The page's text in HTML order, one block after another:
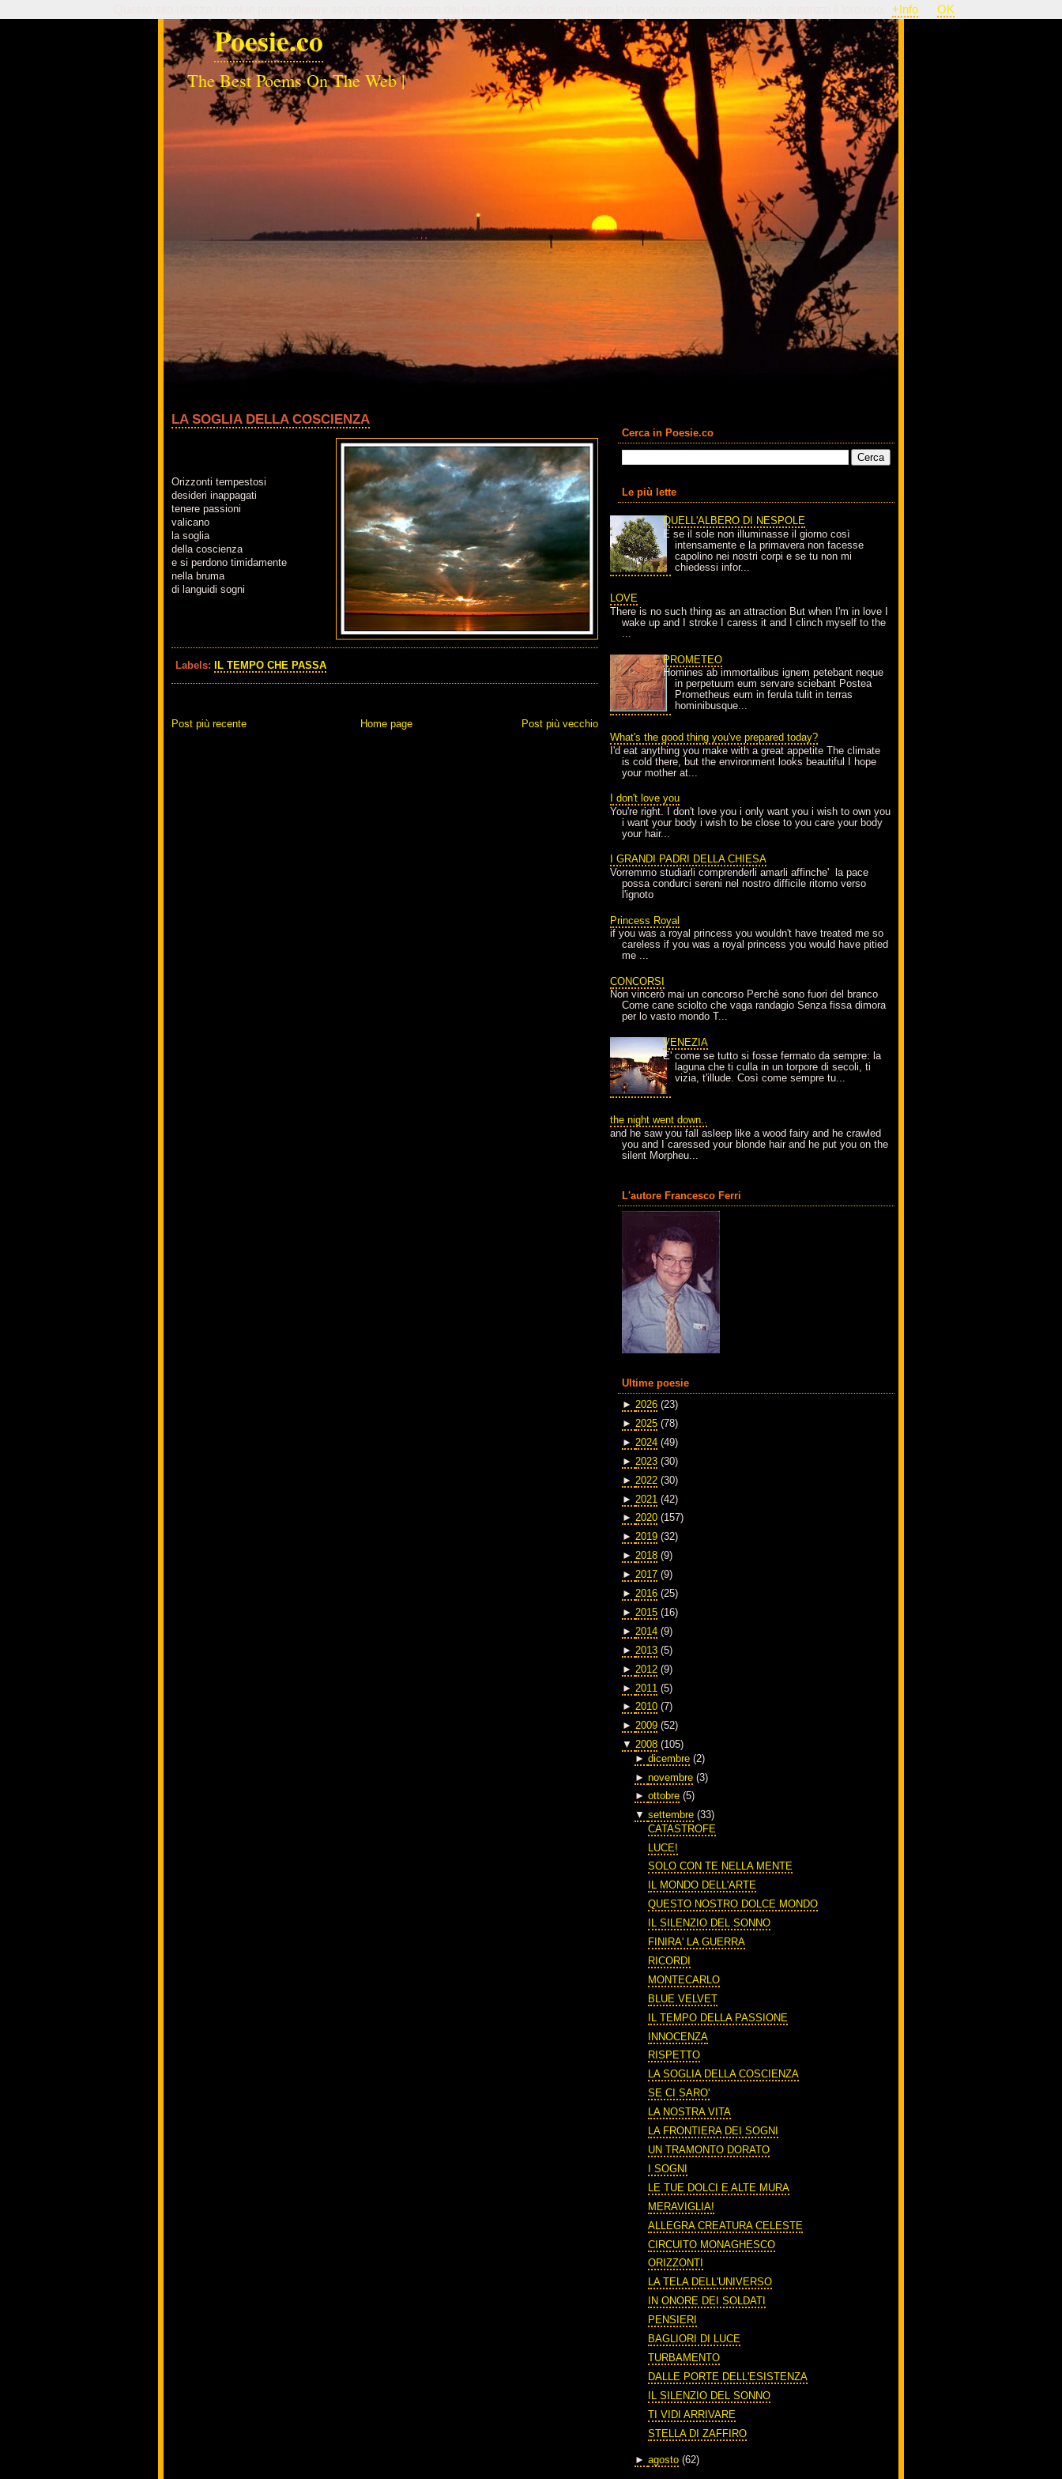
Poesie.co
The Best Poems On The Web |
LA SOGLIA DELLA COSCIENZA
Orizzonti tempestosi
desideri inappagati
tenere passioni
valicano
la soglia
della coscienza
e si perdono timidamente
nella bruma
di languidi sogni
Labels: IL TEMPO CHE PASSA
Post più recente Post più vecchio
Home page
Cerca in Poesie.co
Le più lette
QUELL'ALBERO DI NESPOLE
E se il sole non illuminasse il giorno così
intensamente e la primavera non facesse
capolino nei nostri corpi e se tu non mi
chiedessi infor...
LOVE
There is no such thing as an attraction But when I'm in love I
wake up and I stroke I caress it and I clinch myself to the
...
PROMETEO
Homines ab immortalibus ignem petebant neque
in perpetuum eum servare sciebant Postea
Prometheus eum in ferula tulit in terras
hominibusque...
What's the good thing you've prepared today?
I'd eat anything you make with a great appetite The climate
is cold there, but the environment looks beautiful I hope
your mother at...
I don't love you
You're right. I don't love you i only want you i wish to own you
i want your body i wish to be close to you care your body
your hair...
I GRANDI PADRI DELLA CHIESA
Vorremmo studiarli comprenderli amarli affinche' la pace
possa condurci sereni nel nostro difficile ritorno verso
l'ignoto
Princess Royal
if you was a royal princess you wouldn't have treated me so
careless if you was a royal princess you would have pitied
me ...
CONCORSI
Non vincerò mai un concorso Perchè sono fuori del branco
Come cane sciolto che vaga randagio Senza fissa dimora
per lo vasto mondo T...
VENEZIA
E' come se tutto si fosse fermato da sempre: la
laguna che ti culla in un torpore di secoli, ti
vizia, t'illude. Così come sempre tu...
the night went down..
and he saw you fall asleep like a wood fairy and he crawled
you and I caressed your blonde hair and he put you on the
silent Morpheu...
L'autore Francesco Ferri
Ultime poesie
► 2026 (23)
► 2025 (78)
► 2024 (49)
► 2023 (30)
► 2022 (30)
► 2021 (42)
► 2020 (157)
► 2019 (32)
► 2018 (9)
► 2017 (9)
► 2016 (25)
► 2015 (16)
► 2014 (9)
► 2013 (5)
► 2012 (9)
► 2011 (5)
► 2010 (7)
► 2009 (52)
▼ 2008 (105)
► dicembre (2)
► novembre (3)
► ottobre (5)
▼ settembre (33)
CATASTROFE
LUCE!
SOLO CON TE NELLA MENTE
IL MONDO DELL'ARTE
QUESTO NOSTRO DOLCE MONDO
IL SILENZIO DEL SONNO
FINIRA' LA GUERRA
RICORDI
MONTECARLO
BLUE VELVET
IL TEMPO DELLA PASSIONE
INNOCENZA
RISPETTO
LA SOGLIA DELLA COSCIENZA
SE CI SARO'
LA NOSTRA VITA
LA FRONTIERA DEI SOGNI
UN TRAMONTO DORATO
I SOGNI
LE TUE DOLCI E ALTE MURA
MERAVIGLIA!
ALLEGRA CREATURA CELESTE
CIRCUITO MONAGHESCO
ORIZZONTI
LA TELA DELL'UNIVERSO
IN ONORE DEI SOLDATI
PENSIERI
BAGLIORI DI LUCE
TURBAMENTO
DALLE PORTE DELL'ESISTENZA
IL SILENZIO DEL SONNO
TI VIDI ARRIVARE
STELLA DI ZAFFIRO
► agosto (62)
+Info OK